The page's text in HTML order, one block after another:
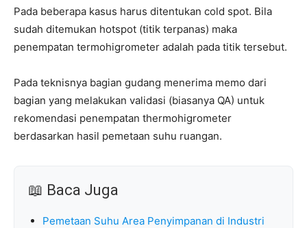
Pada beberapa kasus harus ditentukan cold spot. Bila
sudah ditemukan hotspot (titik terpanas) maka
penempatan termohigrometer adalah pada titik tersebut.
Pada teknisnya bagian gudang menerima memo dari
bagian yang melakukan validasi (biasanya QA) untuk
rekomendasi penempatan thermohigrometer
berdasarkan hasil pemetaan suhu ruangan.
📖 Baca Juga
Pemetaan Suhu Area Penyimpanan di Industri